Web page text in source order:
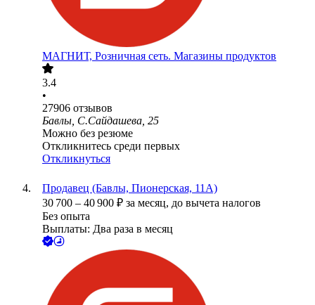
МАГНИТ, Розничная сеть. Магазины продуктов
3.4
•
27906 отзывов
Бавлы, С.Сайдашева, 25
Можно без резюме
Откликнитесь среди первых
Откликнуться
Продавец (Бавлы, Пионерская, 11А)
30 700 – 40 900 ₽ за месяц, до вычета налогов
Без опыта
Выплаты: Два раза в месяц